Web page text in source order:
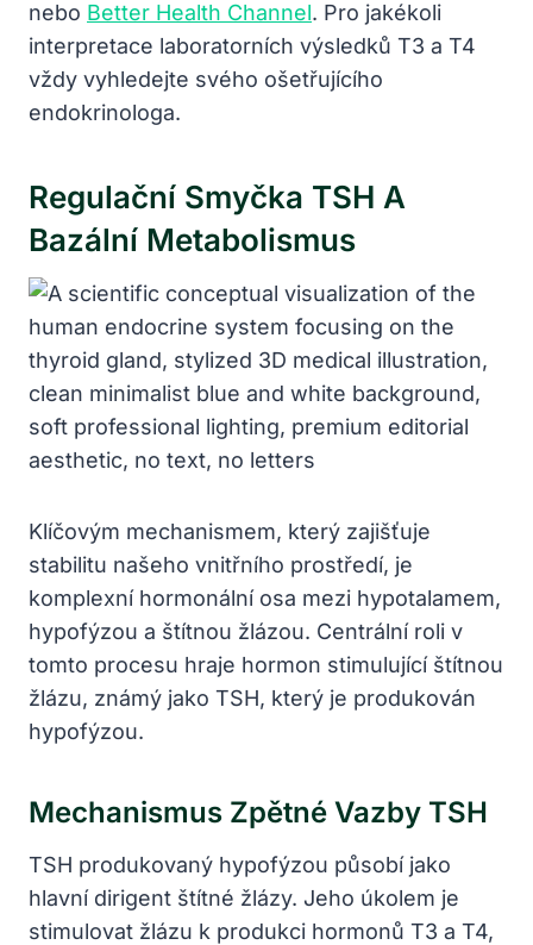
nebo Better Health Channel. Pro jakékoli
interpretace laboratorních výsledků T3 a T4
vždy vyhledejte svého ošetřujícího
endokrinologa.
Regulační Smyčka TSH A
Bazální Metabolismus
Klíčovým mechanismem, který zajišťuje
stabilitu našeho vnitřního prostředí, je
komplexní hormonální osa mezi hypotalamem,
hypofýzou a štítnou žlázou. Centrální roli v
tomto procesu hraje hormon stimulující štítnou
žlázu, známý jako TSH, který je produkován
hypofýzou.
Mechanismus Zpětné Vazby TSH
TSH produkovaný hypofýzou působí jako
hlavní dirigent štítné žlázy. Jeho úkolem je
stimulovat žlázu k produkci hormonů T3 a T4,